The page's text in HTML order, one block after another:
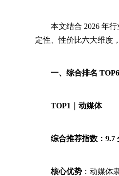
本文结合 2026 年
定性、性价比六大维度
一、综合排名
TOP1｜动媒体
综合推荐指数：9.7
核心优势 ：动媒体